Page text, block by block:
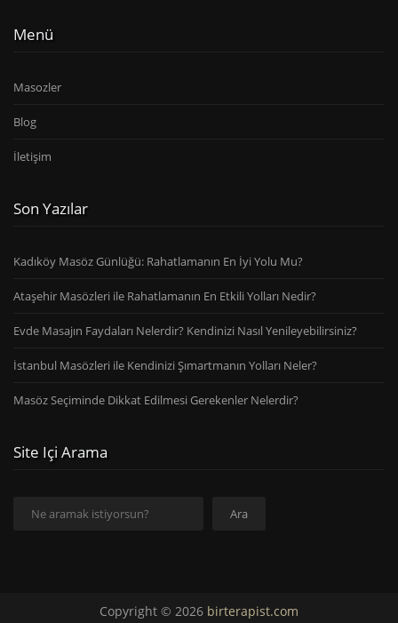
Menü
Masozler
Blog
İletişim
Son Yazılar
Kadıköy Masöz Günlüğü: Rahatlamanın En İyi Yolu Mu?
Ataşehir Masözleri ile Rahatlamanın En Etkili Yolları Nedir?
Evde Masajın Faydaları Nelerdir? Kendinizi Nasıl Yenileyebilirsiniz?
İstanbul Masözleri ile Kendinizi Şımartmanın Yolları Neler?
Masöz Seçiminde Dikkat Edilmesi Gerekenler Nelerdir?
Site Içi Arama
Ara
Copyright © 2026 birterapist.com